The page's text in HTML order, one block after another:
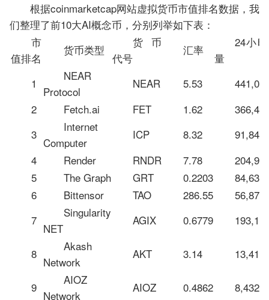
根据coinmarketcap网站虚拟货币市值排名数据，我
们整理了前10大AI概念币，分别列举如下表：
市
值排名
货币类型
货币
代号
汇率
24小
量
1
NEAR
Protocol
NEAR 5.53
2
Fetch.ai FET 1.62
3
Internet
Computer
ICP 8.32
4
Render RNDR 7.78
5
The Graph GRT 0.2203
6
Bittensor TAO 286.55
7
Singularity
NET
AGIX 0.6779
8
Akash
Network
AKT 3.14
9
AIOZ
Network
AIOZ 0.4862